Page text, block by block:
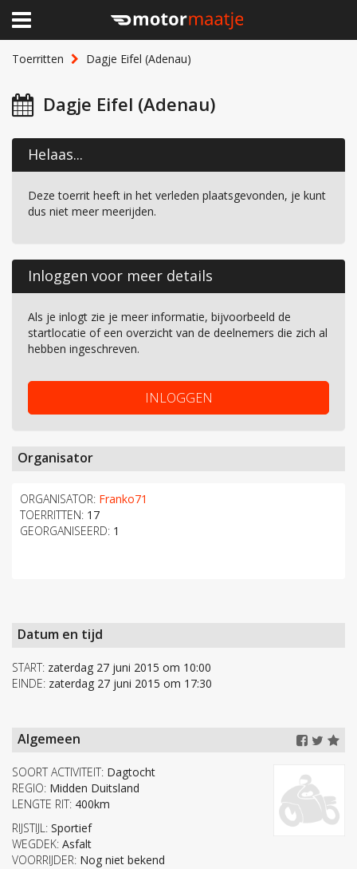
Toerritten Dagje Eifel (Adenau)
Dagje Eifel (Adenau)
Helaas...
Deze toerrit heeft in het verleden plaatsgevonden, je kunt
dus niet meer meerijden.
Inloggen voor meer details
Als je inlogt zie je meer informatie, bijvoorbeeld de
startlocatie of een overzicht van de deelnemers die zich al
hebben ingeschreven.
INLOGGEN
Organisator
ORGANISATOR: Franko71
TOERRITTEN: 17
GEORGANISEERD: 1
Datum en tijd
START: zaterdag 27 juni 2015 om 10:00
EINDE: zaterdag 27 juni 2015 om 17:30
Algemeen
SOORT ACTIVITEIT: Dagtocht
REGIO: Midden Duitsland
LENGTE RIT: 400km
RIJSTIJL: Sportief
WEGDEK: Asfalt
VOORRIJDER: Nog niet bekend
×
Home
Clubhuis
Lid worden
Over Motormaatje